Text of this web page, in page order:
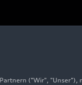
("Wir", "Unser"),